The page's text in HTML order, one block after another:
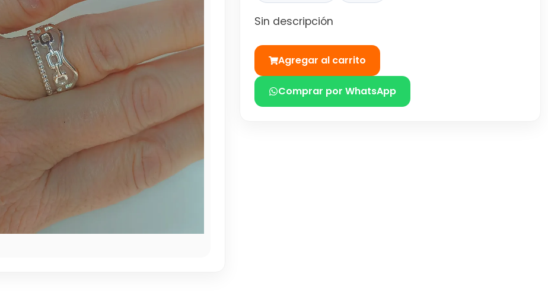
Sin descripción
Agregar al carrito
Comprar por WhatsApp